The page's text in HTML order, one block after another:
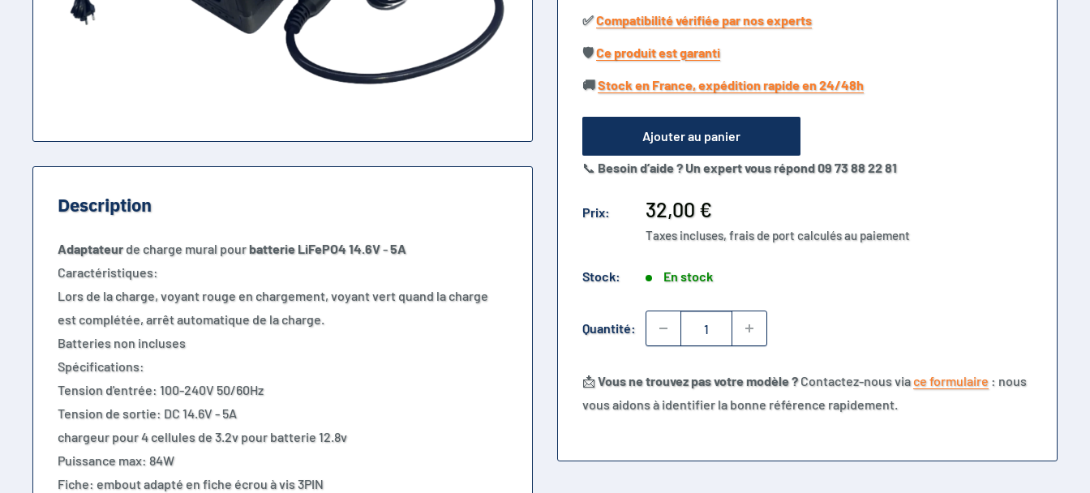
✅​Compatibilité vérifiée par nos experts
🛡️​Ce produit est garanti
🚚​Stock en France, expédition rapide en 24/48h
Ajouter au panier
📞 Besoin d’aide ? Un expert vous répond 09 73 88 22 81
Prix:
Prix
réduit
32,00 €
Taxes incluses, frais de port calculés au paiement
Stock: En stock
Quantité:
📩Vous ne trouvez pas votre modèle ?Contactez-nous viace formulaire : nous
vous aidons à identifier la bonne référence rapidement.
Description
Adaptateurde charge mural pourbatterie LiFePO414.6V-5A
Caractéristiques:
Lors de la charge, voyant rouge en chargement, voyant vert quand la charge
est complétée, arrêt automatique de la charge.
Batteries non incluses
Spécifications:
Tension d'entrée: 100-240V 50/60Hz
Tension de sortie: DC 14.6V - 5A
chargeur pour 4 cellules de 3.2v pour batterie 12.8v
Puissance max: 84W
Fiche: embout adapté en fiche écrou à vis 3PIN